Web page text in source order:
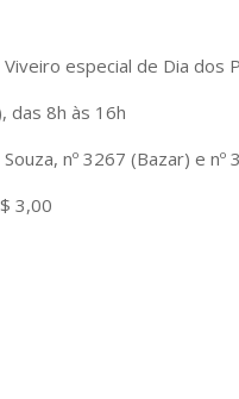
especial de Dia dos
das 8h às 16h
nº 3267 (Bazar) e
3,00